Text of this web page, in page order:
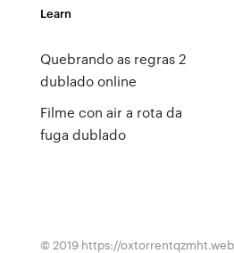
Learn
Quebrando as regras 2
dublado online
Filme con air a rota da
fuga dublado
© 2019 https://